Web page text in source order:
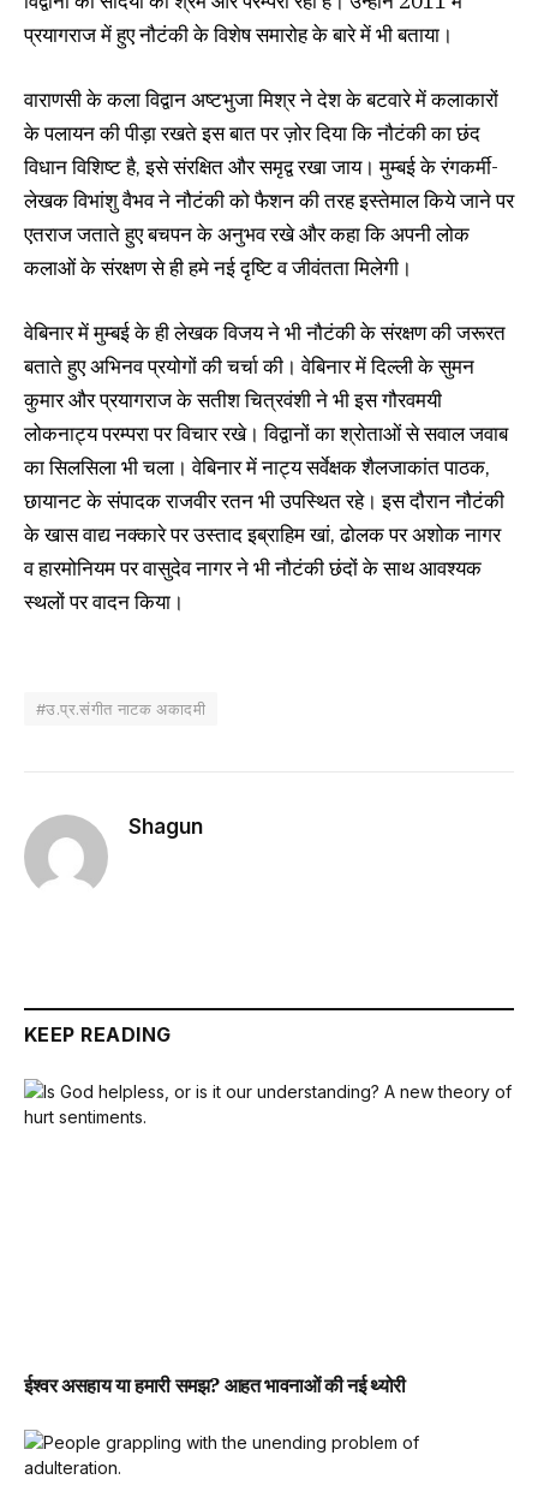
प्रयागराज में हुए नौटंकी के विशेष समारोह के बारे में भी बताया।
वाराणसी के कला विद्वान अष्टभुजा मिश्र ने देश के बटवारे में कलाकारों
के पलायन की पीड़ा रखते इस बात पर ज़ोर दिया कि नौटंकी का छंद
विधान विशिष्ट है, इसे संरक्षित और समृद्व रखा जाय। मुम्बई के रंगकर्मी-
लेखक विभांशु वैभव ने नौटंकी को फैशन की तरह इस्तेमाल किये जाने पर
एतराज जताते हुए बचपन के अनुभव रखे और कहा कि अपनी लोक
कलाओं के संरक्षण से ही हमे नई दृष्टि व जीवंतता मिलेगी।
वेबिनार में मुम्बई के ही लेखक विजय ने भी नौटंकी के संरक्षण की जरूरत
बताते हुए अभिनव प्रयोगों की चर्चा की। वेबिनार में दिल्ली के सुमन
कुमार और प्रयागराज के सतीश चित्रवंशी ने भी इस गौरवमयी
लोकनाट्य परम्परा पर विचार रखे। विद्वानों का श्रोताओं से सवाल जवाब
का सिलसिला भी चला। वेबिनार में नाट्य सर्वेक्षक शैलजाकांत पाठक,
छायानट के संपादक राजवीर रतन भी उपस्थित रहे। इस दौरान नौटंकी
के खास वाद्य नक्कारे पर उस्ताद इब्राहिम खां, ढोलक पर अशोक नागर
व हारमोनियम पर वासुदेव नागर ने भी नौटंकी छंदों के साथ आवश्यक
स्थलों पर वादन किया।
#उ.प्र.संगीत नाटक अकादमी
Shagun
KEEP READING
ईश्वर असहाय या हमारी समझ? आहत भावनाओं की नई थ्योरी